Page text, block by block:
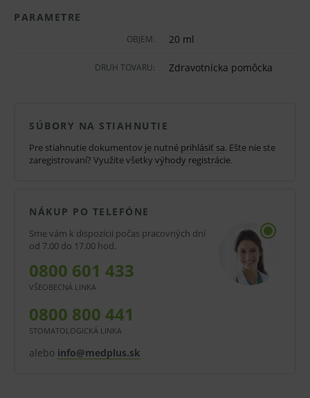
jednorazové použitie. Jednotlivo zabalené. Sterilné.
Používajú sa na podávanie roztokov, liečiv a odberu
Vlastnosti a výhody:
Dvojdielne striekačky.
Transparentné so stupnicou.
Rôzne objemy.
Na jednorazové použitie.
Jednotlivo zabalené.
PARAMETRE
OBJEM: 20 ml
DRUH TOVARU: Zdravotnícka pomôcka
SÚBORY NA STIAHNUTIE
Pre stiahnutie dokumentov je nutné prihlásiť sa. Ešte nie ste
zaregistrovaní? Využite všetky výhody registrácie.
NÁKUP PO TELEFÓNE
Sme vám k dispozícii počas pracovných dní
od 7.00 do 17.00 hod.
0800 601 433
VŠEOBECNÁ LINKA
0800 800 441
STOMATOLOGICKÁ LINKA
alebo info@medplus.sk